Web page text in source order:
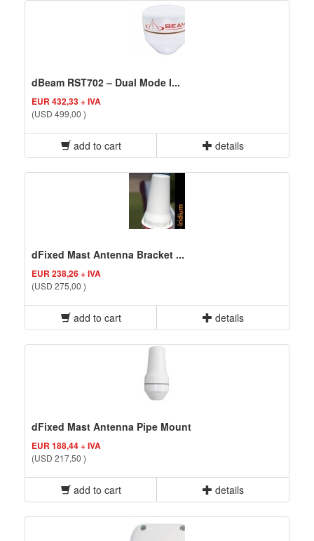
dBeam RST702 – Dual Mode I...
EUR 432,33 + IVA
(USD 499,00 )
add to cart details
dFixed Mast Antenna Bracket ...
EUR 238,26 + IVA
(USD 275,00 )
add to cart details
dFixed Mast Antenna Pipe Mount
EUR 188,44 + IVA
(USD 217,50 )
add to cart details